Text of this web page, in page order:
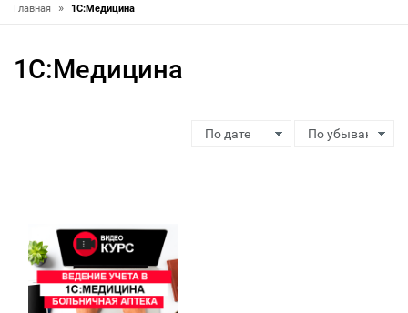
Главная » 1С:Медицина
1С:Медицина